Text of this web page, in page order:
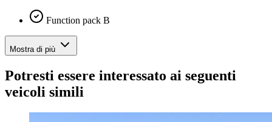
Function pack B
Mostra di più
Potresti essere interessato ai seguenti
veicoli simili